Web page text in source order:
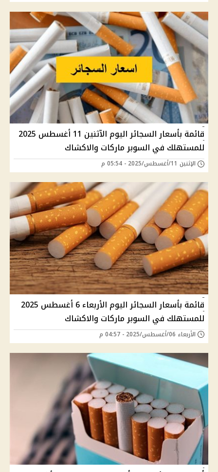
قائمة بأسعار السجائر اليوم الآثنين 11 أغسطس 2025
للمستهلك في السوبر ماركات والاكشاك
الإثنين 11/أغسطس/2025 - 05:54 م
قائمة بأسعار السجائر اليوم الأربعاء 6 أغسطس 2025
للمستهلك في السوبر ماركات والاكشاك
الأربعاء 06/أغسطس/2025 - 04:57 م